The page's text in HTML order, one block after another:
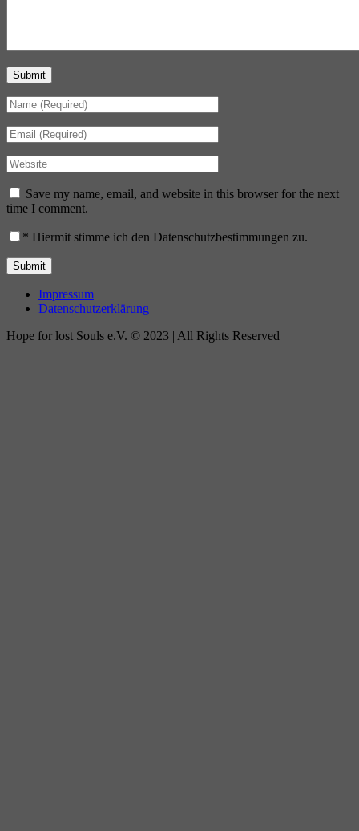
Submit
Save my name, email, and website in this browser for the next
time I comment.
* Hiermit stimme ich den Datenschutzbestimmungen zu.
Impressum
Datenschutzerklärung
Hope for lost Souls e.V. © 2023 | All Rights Reserved